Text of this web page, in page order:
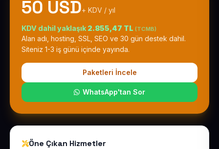
50 USD+ KDV / yıl
KDV dahil yaklaşık 2.855,47 TL (TCMB)
Alan adı, hosting, SSL, SEO ve 30 gün destek dahil.
Siteniz 1-3 iş günü içinde yayında.
Paketleri İncele
WhatsApp'tan Sor
Öne Çıkan Hizmetler